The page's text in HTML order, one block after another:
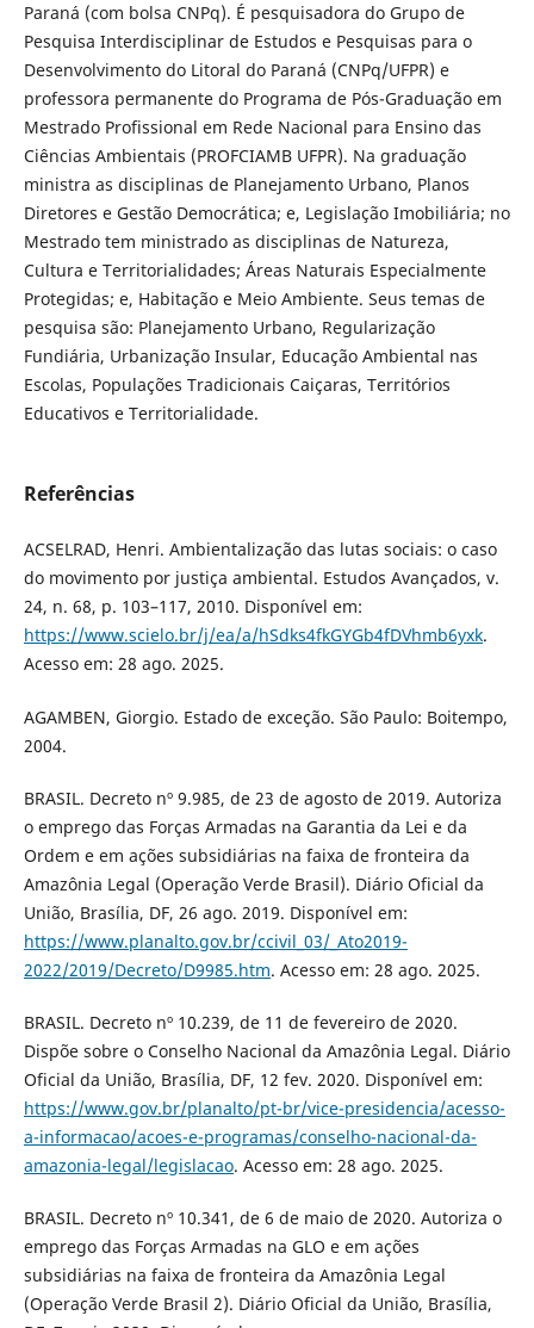
Paraná (com bolsa CNPq). É pesquisadora do Grupo de
Pesquisa Interdisciplinar de Estudos e Pesquisas para o
Desenvolvimento do Litoral do Paraná (CNPq/UFPR) e
professora permanente do Programa de Pós-Graduação em
Mestrado Profissional em Rede Nacional para Ensino das
Ciências Ambientais (PROFCIAMB UFPR). Na graduação
ministra as disciplinas de Planejamento Urbano, Planos
Diretores e Gestão Democrática; e, Legislação Imobiliária; no
Mestrado tem ministrado as disciplinas de Natureza,
Cultura e Territorialidades; Áreas Naturais Especialmente
Protegidas; e, Habitação e Meio Ambiente. Seus temas de
pesquisa são: Planejamento Urbano, Regularização
Fundiária, Urbanização Insular, Educação Ambiental nas
Escolas, Populações Tradicionais Caiçaras, Territórios
Educativos e Territorialidade.
Referências
ACSELRAD, Henri. Ambientalização das lutas sociais: o caso
do movimento por justiça ambiental. Estudos Avançados, v.
24, n. 68, p. 103–117, 2010. Disponível em:
https://www.scielo.br/j/ea/a/hSdks4fkGYGb4fDVhmb6yxk.
Acesso em: 28 ago. 2025.
AGAMBEN, Giorgio. Estado de exceção. São Paulo: Boitempo,
2004.
BRASIL. Decreto nº 9.985, de 23 de agosto de 2019. Autoriza
o emprego das Forças Armadas na Garantia da Lei e da
Ordem e em ações subsidiárias na faixa de fronteira da
Amazônia Legal (Operação Verde Brasil). Diário Oficial da
União, Brasília, DF, 26 ago. 2019. Disponível em:
https://www.planalto.gov.br/ccivil_03/_Ato2019-
2022/2019/Decreto/D9985.htm. Acesso em: 28 ago. 2025.
BRASIL. Decreto nº 10.239, de 11 de fevereiro de 2020.
Dispõe sobre o Conselho Nacional da Amazônia Legal. Diário
Oficial da União, Brasília, DF, 12 fev. 2020. Disponível em:
https://www.gov.br/planalto/pt-br/vice-presidencia/acesso-
a-informacao/acoes-e-programas/conselho-nacional-da-
amazonia-legal/legislacao. Acesso em: 28 ago. 2025.
BRASIL. Decreto nº 10.341, de 6 de maio de 2020. Autoriza o
emprego das Forças Armadas na GLO e em ações
subsidiárias na faixa de fronteira da Amazônia Legal
(Operação Verde Brasil 2). Diário Oficial da União, Brasília,